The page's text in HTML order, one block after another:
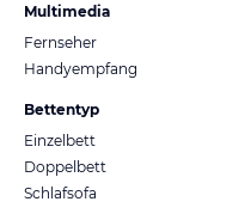
Multimedia
Fernseher
Handyempfang
Bettentyp
Einzelbett
Doppelbett
Schlafsofa